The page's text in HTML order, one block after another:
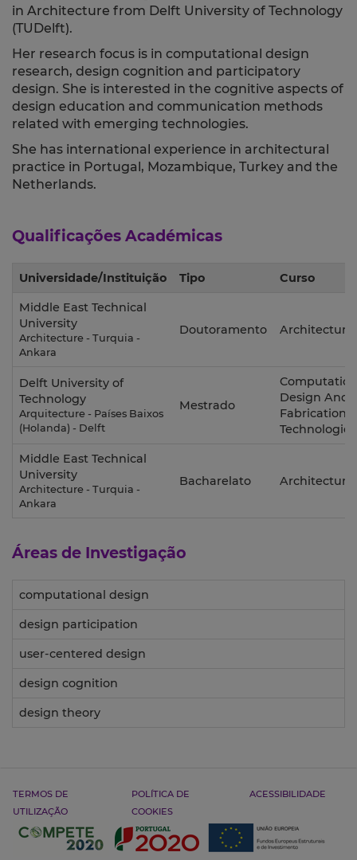
in Architecture from Delft University of Technology
(TUDelft).
Her research focus is in computational design
research, design cognition and participatory
design. She is interested in the cognitive aspects of
design education and communication methods
related with emerging technologies.
She has international experience in architectural
practice in Portugal, Mozambique, Turkey and the
Netherlands.
Qualificações Académicas
Universidade/Instituição Tipo Curso
Middle East Technical
University
Architecture - Turquia -
Ankara
Doutoramento Architecture
Delft University of
Technology
Arquitecture - Países Baixos
(Holanda) - Delft
Mestrado
Design And
Fabrication
Technologies
Middle East Technical
University
Architecture - Turquia -
Ankara
Bacharelato Architecture
Áreas de Investigação
computational design
design participation
user-centered design
design cognition
design theory
TERMOS DE
UTILIZAÇÃO
POLÍTICA DE
COOKIES
ACESSIBILIDADE